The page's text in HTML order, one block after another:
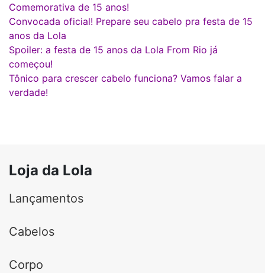
Comemorativa de 15 anos!
Convocada oficial! Prepare seu cabelo pra festa de 15
anos da Lola
Spoiler: a festa de 15 anos da Lola From Rio já
começou!
Tônico para crescer cabelo funciona? Vamos falar a
verdade!
Loja da Lola
Lançamentos
Cabelos
Corpo